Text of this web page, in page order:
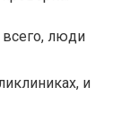
всего, люди
и